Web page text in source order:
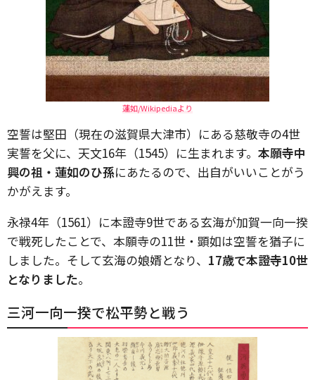
蓮如/Wikipediaより
空誓は堅田（現在の滋賀県大津市）にある慈敬寺の4世
実誓を父に、天文16年（1545）に生まれます。 本願寺中
興の祖・蓮如のひ孫にあたるので、出自がいいことがう
かがえます。
永禄4年（1561）に本證寺9世である玄海が加賀一向一揆
で戦死したことで、本願寺の11世・顕如は空誓を猶子に
しました。そして玄海の娘婿となり、 17歳で本證寺10世
となりました。
三河一向一揆で松平勢と戦う